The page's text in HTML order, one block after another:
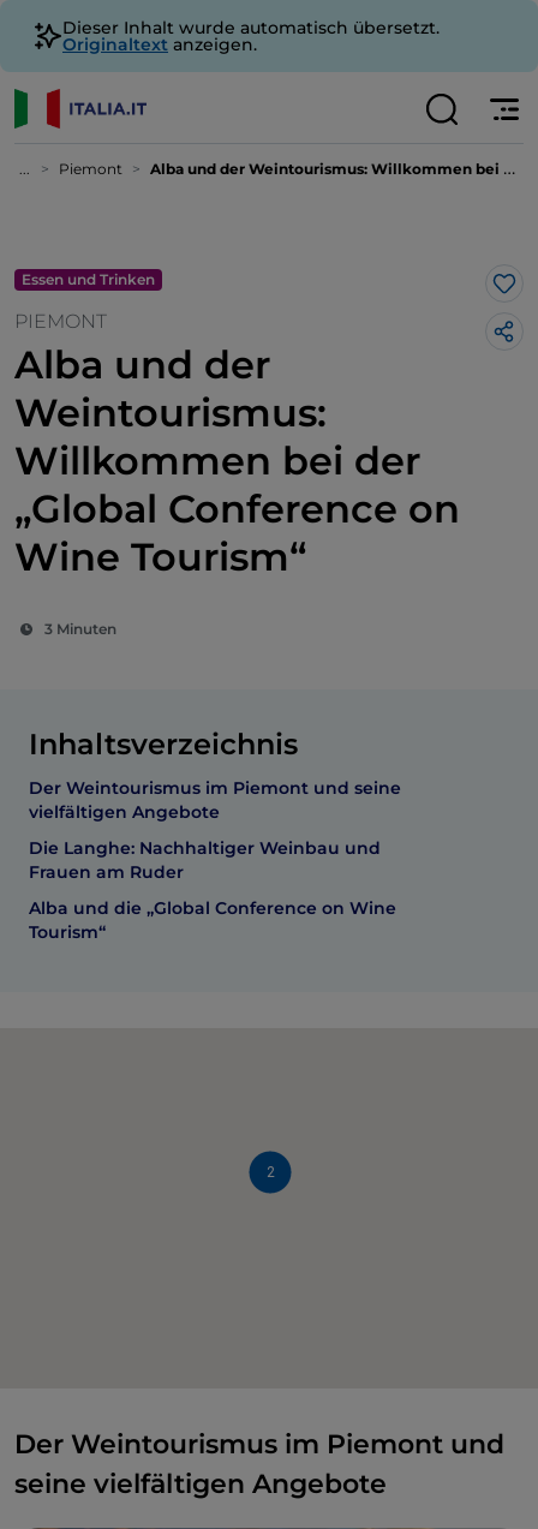
Dieser Inhalt wurde automatisch übersetzt.
Originaltext anzeigen.
... Piemont Alba und der Weintourismus: Willkommen bei der „Global Conference on Wine Tourism“
Essen und Trinken
PIEMONT
Alba und der
Weintourismus:
Willkommen bei der
„Global Conference on
Wine Tourism“
3 Minuten
Inhaltsverzeichnis
Der Weintourismus im Piemont und seine
vielfältigen Angebote
Die Langhe: Nachhaltiger Weinbau und
Frauen am Ruder
Alba und die „Global Conference on Wine
Tourism“
2
Der Weintourismus im Piemont und
seine vielfältigen Angebote